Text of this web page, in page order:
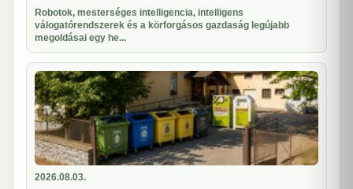
Robotok, mesterséges intelligencia, intelligens
válogatórendszerek és a körforgásos gazdaság legújabb
megoldásai egy he...
2026.08.03.